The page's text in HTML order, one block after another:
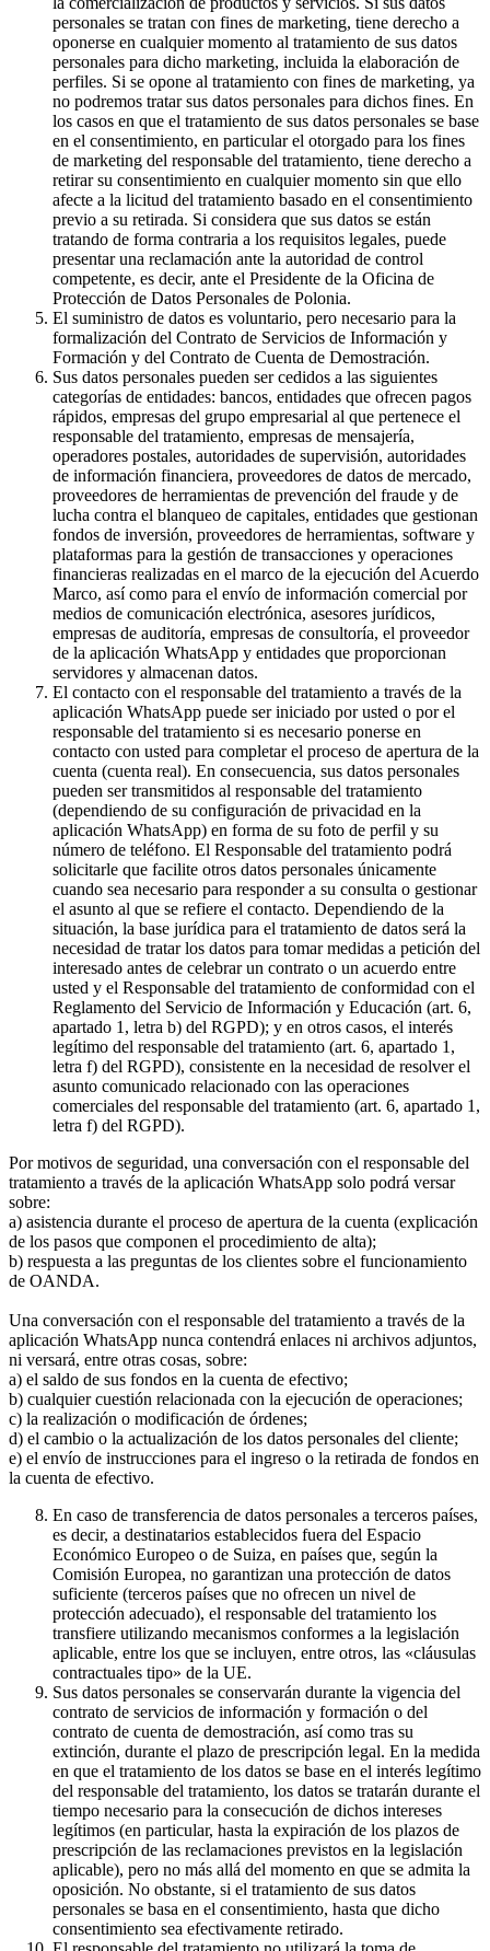
personales se tratan con fines de marketing, tiene derecho a
oponerse en cualquier momento al tratamiento de sus datos
personales para dicho marketing, incluida la elaboración de
perfiles. Si se opone al tratamiento con fines de marketing, ya
no podremos tratar sus datos personales para dichos fines. En
los casos en que el tratamiento de sus datos personales se base
en el consentimiento, en particular el otorgado para los fines
de marketing del responsable del tratamiento, tiene derecho a
retirar su consentimiento en cualquier momento sin que ello
afecte a la licitud del tratamiento basado en el consentimiento
previo a su retirada. Si considera que sus datos se están
tratando de forma contraria a los requisitos legales, puede
presentar una reclamación ante la autoridad de control
competente, es decir, ante el Presidente de la Oficina de
Protección de Datos Personales de Polonia.
El suministro de datos es voluntario, pero necesario para la
formalización del Contrato de Servicios de Información y
Formación y del Contrato de Cuenta de Demostración.
Sus datos personales pueden ser cedidos a las siguientes
categorías de entidades: bancos, entidades que ofrecen pagos
rápidos, empresas del grupo empresarial al que pertenece el
responsable del tratamiento, empresas de mensajería,
operadores postales, autoridades de supervisión, autoridades
de información financiera, proveedores de datos de mercado,
proveedores de herramientas de prevención del fraude y de
lucha contra el blanqueo de capitales, entidades que gestionan
fondos de inversión, proveedores de herramientas, software y
plataformas para la gestión de transacciones y operaciones
financieras realizadas en el marco de la ejecución del Acuerdo
Marco, así como para el envío de información comercial por
medios de comunicación electrónica, asesores jurídicos,
empresas de auditoría, empresas de consultoría, el proveedor
de la aplicación WhatsApp y entidades que proporcionan
servidores y almacenan datos.
El contacto con el responsable del tratamiento a través de la
aplicación WhatsApp puede ser iniciado por usted o por el
responsable del tratamiento si es necesario ponerse en
contacto con usted para completar el proceso de apertura de la
cuenta (cuenta real). En consecuencia, sus datos personales
pueden ser transmitidos al responsable del tratamiento
(dependiendo de su configuración de privacidad en la
aplicación WhatsApp) en forma de su foto de perfil y su
número de teléfono. El Responsable del tratamiento podrá
solicitarle que facilite otros datos personales únicamente
cuando sea necesario para responder a su consulta o gestionar
el asunto al que se refiere el contacto. Dependiendo de la
situación, la base jurídica para el tratamiento de datos será la
necesidad de tratar los datos para tomar medidas a petición del
interesado antes de celebrar un contrato o un acuerdo entre
usted y el Responsable del tratamiento de conformidad con el
Reglamento del Servicio de Información y Educación (art. 6,
apartado 1, letra b) del RGPD); y en otros casos, el interés
legítimo del responsable del tratamiento (art. 6, apartado 1,
letra f) del RGPD), consistente en la necesidad de resolver el
asunto comunicado relacionado con las operaciones
comerciales del responsable del tratamiento (art. 6, apartado 1,
letra f) del RGPD).
Por motivos de seguridad, una conversación con el responsable del
tratamiento a través de la aplicación WhatsApp solo podrá versar
sobre:
a) asistencia durante el proceso de apertura de la cuenta (explicación
de los pasos que componen el procedimiento de alta);
b) respuesta a las preguntas de los clientes sobre el funcionamiento
de OANDA.
Una conversación con el responsable del tratamiento a través de la
aplicación WhatsApp nunca contendrá enlaces ni archivos adjuntos,
ni versará, entre otras cosas, sobre:
a) el saldo de sus fondos en la cuenta de efectivo;
b) cualquier cuestión relacionada con la ejecución de operaciones;
c) la realización o modificación de órdenes;
d) el cambio o la actualización de los datos personales del cliente;
e) el envío de instrucciones para el ingreso o la retirada de fondos en
la cuenta de efectivo.
En caso de transferencia de datos personales a terceros países,
es decir, a destinatarios establecidos fuera del Espacio
Económico Europeo o de Suiza, en países que, según la
Comisión Europea, no garantizan una protección de datos
suficiente (terceros países que no ofrecen un nivel de
protección adecuado), el responsable del tratamiento los
transfiere utilizando mecanismos conformes a la legislación
aplicable, entre los que se incluyen, entre otros, las «cláusulas
contractuales tipo» de la UE.
Sus datos personales se conservarán durante la vigencia del
contrato de servicios de información y formación o del
contrato de cuenta de demostración, así como tras su
extinción, durante el plazo de prescripción legal. En la medida
en que el tratamiento de los datos se base en el interés legítimo
del responsable del tratamiento, los datos se tratarán durante el
tiempo necesario para la consecución de dichos intereses
legítimos (en particular, hasta la expiración de los plazos de
prescripción de las reclamaciones previstos en la legislación
aplicable), pero no más allá del momento en que se admita la
oposición. No obstante, si el tratamiento de sus datos
personales se basa en el consentimiento, hasta que dicho
consentimiento sea efectivamente retirado.